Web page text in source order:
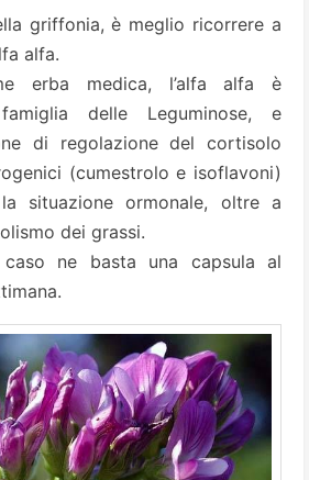
griffonia, è meglio ricorrere a
alfa.
erba medica, l’alfa alfa è
delle Leguminose, e
di regolazione del cortisolo
(cumestrolo e isoflavoni)
situazione ormonale, oltre a
dei grassi.
ne basta una capsula al